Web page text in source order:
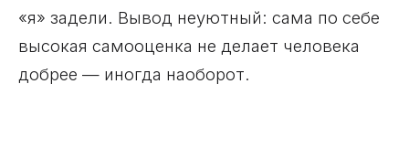
«я» задели. Вывод неуютный: сама по себе
высокая самооценка не делает человека
добрее — иногда наоборот.